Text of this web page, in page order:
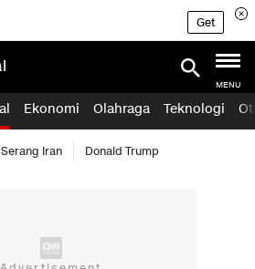
Get
MENU
Ekonomi Olahraga Teknologi
Iran Donald Trump